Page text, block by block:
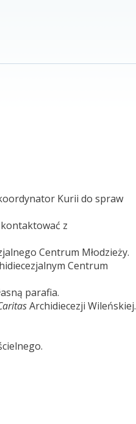
Kurii do spraw
z
Centrum Młodzieży.
Centrum
parafia.
Archidiecezji Wileńskiej.